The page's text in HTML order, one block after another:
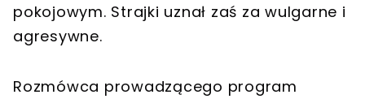
pokojowym. Strajki uznał zaś za wulgarne i
agresywne.
Rozmówca prowadzącego program